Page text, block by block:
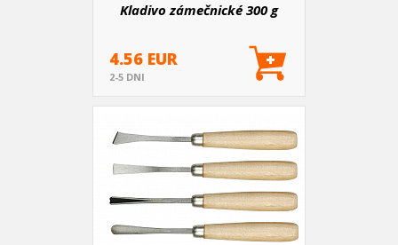
Kladivo zámečnické 300 g
4.56 EUR
2-5 DNI